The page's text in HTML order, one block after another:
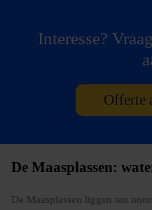
Interesse? Vraag
Offerte
De Maasplassen:
De Maasplassen liggen ten